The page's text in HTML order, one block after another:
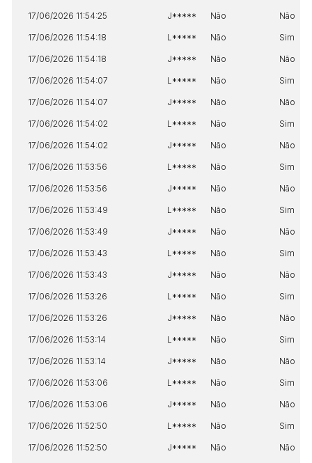
17/06/2026 11:54:25 J***** Não Não
17/06/2026 11:54:18 L***** Não Sim
17/06/2026 11:54:18 J***** Não Não
17/06/2026 11:54:07 L***** Não Sim
17/06/2026 11:54:07 J***** Não Não
17/06/2026 11:54:02 L***** Não Sim
17/06/2026 11:54:02 J***** Não Não
17/06/2026 11:53:56 L***** Não Sim
17/06/2026 11:53:56 J***** Não Não
17/06/2026 11:53:49 L***** Não Sim
17/06/2026 11:53:49 J***** Não Não
17/06/2026 11:53:43 L***** Não Sim
17/06/2026 11:53:43 J***** Não Não
17/06/2026 11:53:26 L***** Não Sim
17/06/2026 11:53:26 J***** Não Não
17/06/2026 11:53:14 L***** Não Sim
17/06/2026 11:53:14 J***** Não Não
17/06/2026 11:53:06 L***** Não Sim
17/06/2026 11:53:06 J***** Não Não
17/06/2026 11:52:50 L***** Não Sim
17/06/2026 11:52:50 J***** Não Não